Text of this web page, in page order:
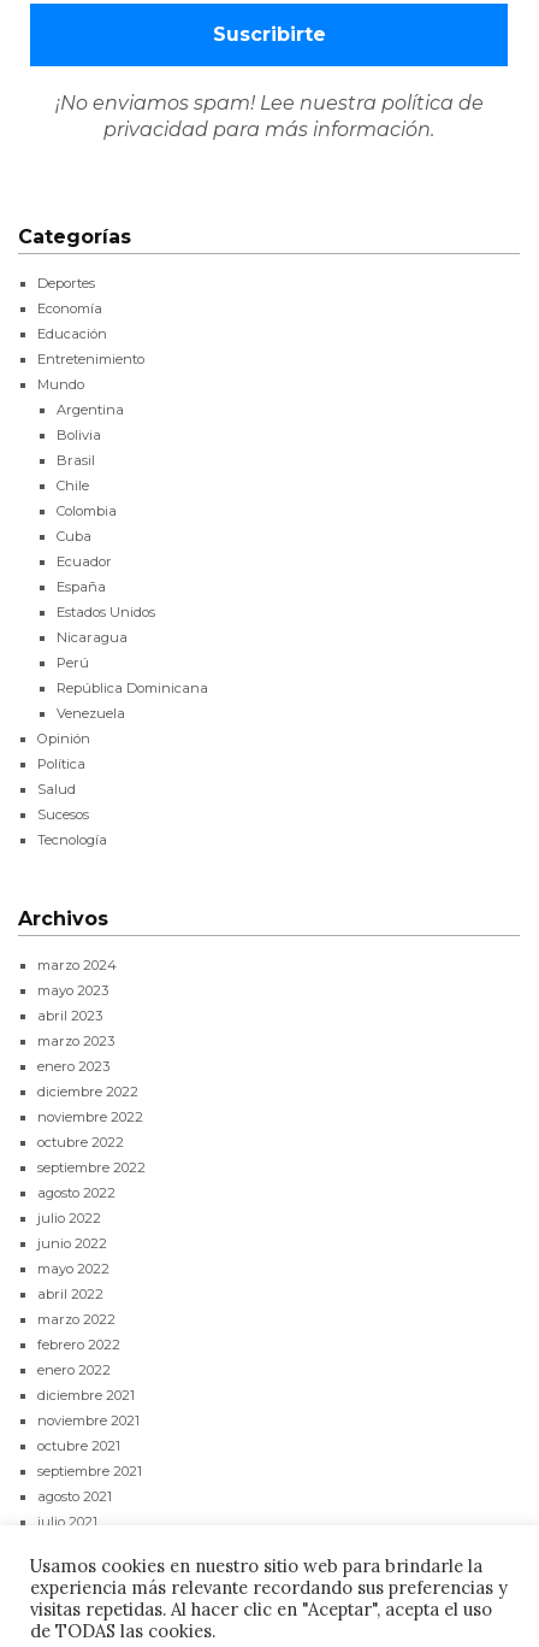
¡No enviamos spam! Lee nuestra política de
privacidad para más información.
Categorías
Deportes
Economía
Educación
Entretenimiento
Mundo
Argentina
Bolivia
Brasil
Chile
Colombia
Cuba
Ecuador
España
Estados Unidos
Nicaragua
Perú
República Dominicana
Venezuela
Opinión
Política
Salud
Sucesos
Tecnología
Archivos
marzo 2024
mayo 2023
abril 2023
marzo 2023
enero 2023
diciembre 2022
noviembre 2022
octubre 2022
septiembre 2022
agosto 2022
julio 2022
junio 2022
mayo 2022
abril 2022
marzo 2022
febrero 2022
enero 2022
diciembre 2021
noviembre 2021
octubre 2021
septiembre 2021
agosto 2021
julio 2021
mayo 2021
abril 2021
Usamos cookies en nuestro sitio web para brindarle la
experiencia más relevante recordando sus preferencias y
visitas repetidas. Al hacer clic en "Aceptar", acepta el uso
de TODAS las cookies.